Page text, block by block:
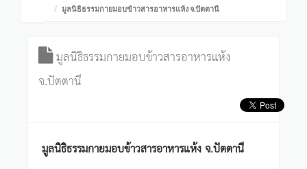
มูลนิธิธรรมกายมอบข้าวสารอาหารแห้ง จ.ปัตตานี
มูลนิธิธรรมกายมอบข้าวสารอาหารแห้ง
จ.ปัตตานี
มูลนิธิธรรมกายมอบข้าวสารอาหารแห้ง จ.ปัตตานี